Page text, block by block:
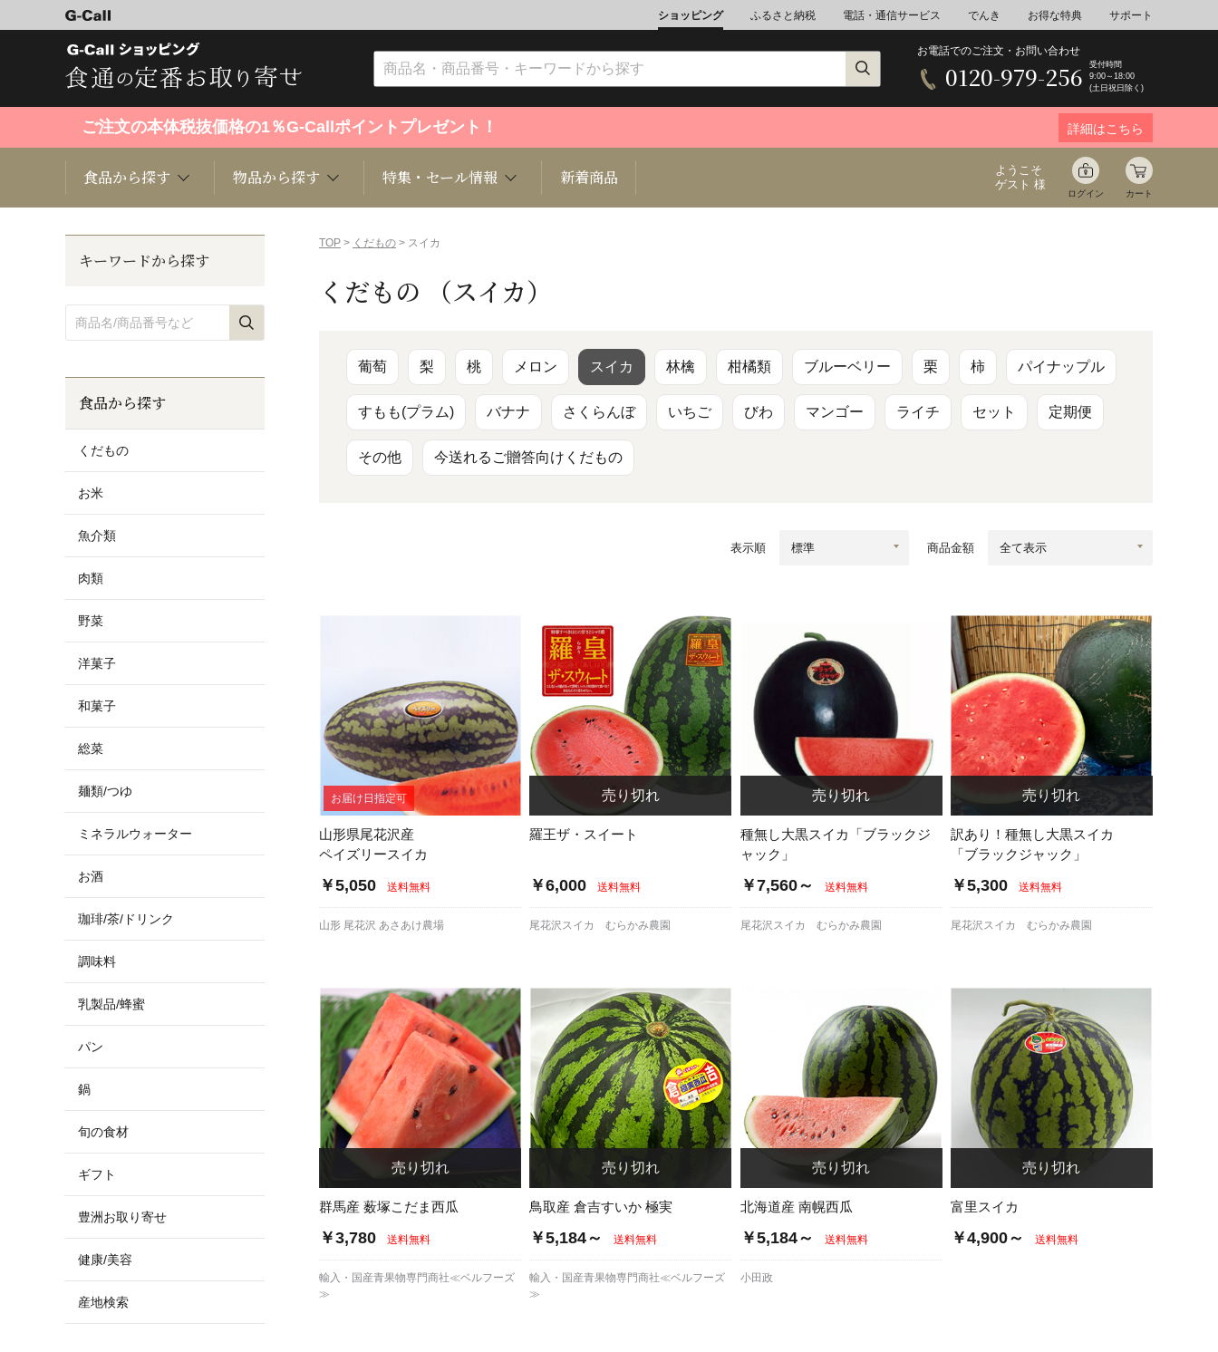
ショッピング ふるさと納税 電話・通信サービス でんき お得な特典 サポート
お電話でのご注文・お問い合わせ
0120-979-256
受付時間
9:00～18:00
(土日祝日除く)
ご注文の本体税抜価格の1％G-Callポイントプレゼント！ 詳細はこちら
食品から探す
お米
和菓子 総菜 麺類/つゆ ミネラルウォーター
珈琲/茶/ドリンク 調味料 乳製品/蜂蜜 パン
鍋 旬の食材
物品から探す
芸能・文化
ファッション 定期購読雑誌 書籍 音楽
キッズベビー 伝統工芸 事務用品 防災関連
健康/美容 ペット関連
特集・セール情報 新着商品
ようこそ
ゲスト 様
ログイン カート
TOP > くだもの > スイカ
くだもの （スイカ）
葡萄 梨 桃 メロン スイカ 林檎 柑橘類 ブルーベリー 栗 柿 パイナップル
すもも(プラム) バナナ さくらんぼ いちご びわ マンゴー ライチ セット 定期便
その他 今送れるご贈答向けくだもの
表示順 商品金額
山形県尾花沢産
ペイズリースイカ
￥5,050 送料無料
山形 尾花沢 あさあけ農場
羅王ザ・スイート
￥6,000 送料無料
尾花沢スイカ むらかみ農園
種無し大黒スイカ「ブラックジ
ャック」
￥7,560～ 送料無料
尾花沢スイカ むらかみ農園
訳あり！種無し大黒スイカ
「ブラックジャック」
￥5,300 送料無料
尾花沢スイカ むらかみ農園
群馬産 薮塚こだま西瓜
￥3,780 送料無料
輸入・国産青果物専門商社≪ベルフーズ
≫
鳥取産 倉吉すいか 極実
￥5,184～ 送料無料
輸入・国産青果物専門商社≪ベルフーズ
≫
北海道産 南幌西瓜
￥5,184～ 送料無料
小田政
富里スイカ
￥4,900～ 送料無料
キーワードから探す
食品から探す
くだもの
お米
魚介類
肉類
野菜
洋菓子
和菓子
総菜
麺類/つゆ
ミネラルウォーター
お酒
珈琲/茶/ドリンク
調味料
乳製品/蜂蜜
パン
鍋
旬の食材
ギフト
豊洲お取り寄せ
健康/美容
産地検索